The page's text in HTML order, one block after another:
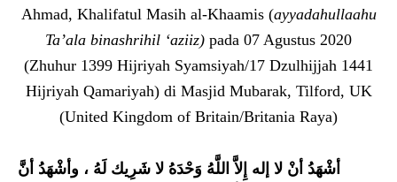
Ahmad, Khalifatul Masih al-Khaamis (ayyadahullaahu
Ta’ala binashrihil ‘aziiz) pada 07 Agustus 2020
(Zhuhur 1399 Hijriyah Syamsiyah/17 Dzulhijjah 1441
Hijriyah Qamariyah) di Masjid Mubarak, Tilford, UK
(United Kingdom of Britain/Britania Raya)
أشْهَدُ أنْ لا إله إِلاَّ اللَّهُ وَحْدَهُ لا شَرِيك لَهُ ، وأشْهَدُ أنَّ